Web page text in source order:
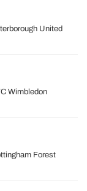
United
Wimbledon
Forest